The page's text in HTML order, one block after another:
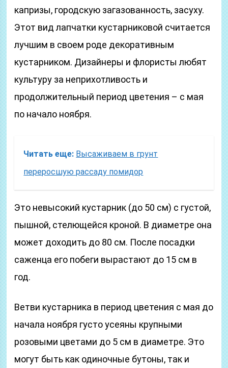
капризы, городскую загазованность, засуху.
Этот вид лапчатки кустарниковой считается
лучшим в своем роде декоративным
кустарником. Дизайнеры и флористы любят
культуру за неприхотливость и
продолжительный период цветения – с мая
по начало ноября.
Читать еще: Высаживаем в грунт
переросшую рассаду помидор
Это невысокий кустарник (до 50 см) с густой,
пышной, стелющейся кроной. В диаметре она
может доходить до 80 см. После посадки
саженца его побеги вырастают до 15 см в
год.
Ветви кустарника в период цветения с мая до
начала ноября густо усеяны крупными
розовыми цветами до 5 см в диаметре. Это
могут быть как одиночные бутоны, так и